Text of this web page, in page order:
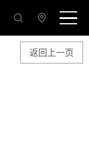
返回上一页